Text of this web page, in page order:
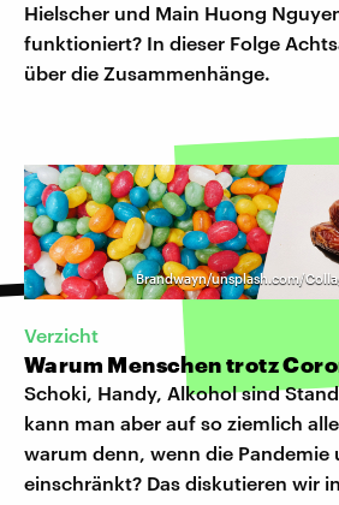
Hielscher und Main Huong
funktioniert? In dieser Folge
über die Zusammenhänge.
Brandwayn/unsplash.com/
Verzicht
Warum Menschen trotz
Schoki, Handy, Alkohol sind
kann man aber auf so ziemlich
warum denn, wenn die Pandemie
einschränkt? Das diskutieren wir